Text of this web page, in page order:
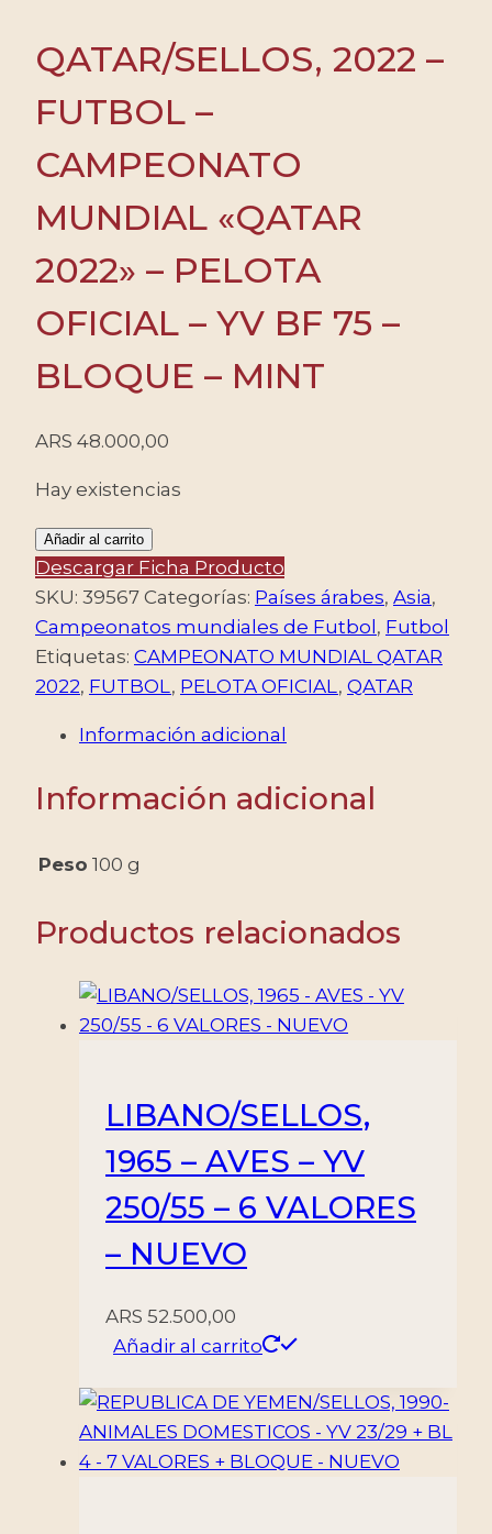
QATAR/SELLOS, 2022 –
FUTBOL –
CAMPEONATO
MUNDIAL «QATAR
2022» – PELOTA
OFICIAL – YV BF 75 –
BLOQUE – MINT
ARS 48.000,00
Hay existencias
QATAR/SELLOS,
2022
–
FUTBOL
–
CAMPEONATO
«QATAR
OFICIAL
YV
BLOQUE
cantidad
Añadir al carrito
Descargar Ficha Producto
SKU: 39567 Categorías: Países árabes, Asia,
Campeonatos mundiales de Futbol, Futbol
Etiquetas: CAMPEONATO MUNDIAL QATAR
2022, FUTBOL , PELOTA OFICIAL , QATAR
Información adicional
Información adicional
Peso 100 g
Productos relacionados
LIBANO/SELLOS,
1965 – AVES – YV
250/55 – 6 VALORES
– NUEVO
ARS 52.500,00
Añadir al carrito